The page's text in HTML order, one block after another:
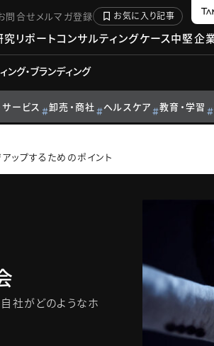
問合せメルマガ登録 お気に入り記事
究リポートコンサルティングケース中堅企
ング・ブランディング
サービス 卸売・商社 ヘルスケア 教育・学習
ップするためのポイント
社がどのようなホ